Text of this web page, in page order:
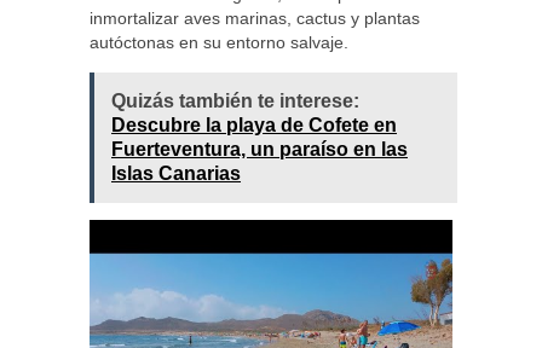
inmortalizar aves marinas, cactus y plantas
autóctonas en su entorno salvaje.
Quizás también te interese:
Descubre la playa de Cofete en
Fuerteventura, un paraíso en las
Islas Canarias